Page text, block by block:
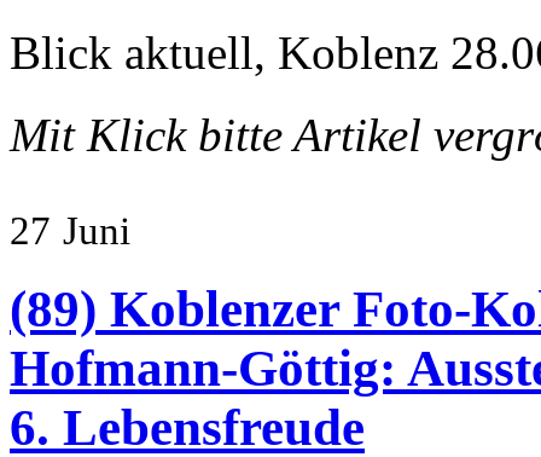
Blick aktuell, Koblenz
Mit Klick bitte Artikel
27 Juni
(89) Koblenzer Foto-
Hofmann-Göttig:
6. Lebensfreude